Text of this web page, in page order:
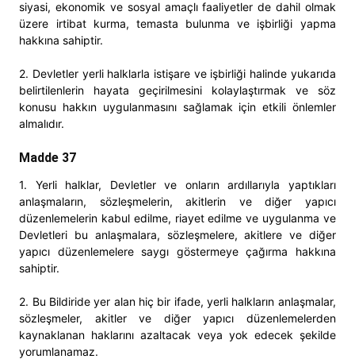
siyasi, ekonomik ve sosyal amaçlı faaliyetler de dahil olmak
üzere irtibat kurma, temasta bulunma ve işbirliği yapma
hakkına sahiptir.
2. Devletler yerli halklarla istişare ve işbirliği halinde yukarıda
belirtilenlerin hayata geçirilmesini kolaylaştırmak ve söz
konusu hakkın uygulanmasını sağlamak için etkili önlemler
almalıdır.
Madde 37
1. Yerli halklar, Devletler ve onların ardıllarıyla yaptıkları
anlaşmaların, sözleşmelerin, akitlerin ve diğer yapıcı
düzenlemelerin kabul edilme, riayet edilme ve uygulanma ve
Devletleri bu anlaşmalara, sözleşmelere, akitlere ve diğer
yapıcı düzenlemelere saygı göstermeye çağırma hakkına
sahiptir.
2. Bu Bildiride yer alan hiç bir ifade, yerli halkların anlaşmalar,
sözleşmeler, akitler ve diğer yapıcı düzenlemelerden
kaynaklanan haklarını azaltacak veya yok edecek şekilde
yorumlanamaz.